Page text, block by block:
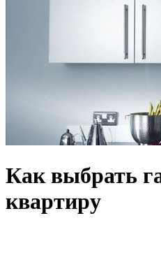
Как выбрать
квартиру